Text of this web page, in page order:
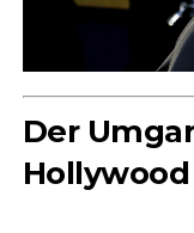
Der
Hollywood